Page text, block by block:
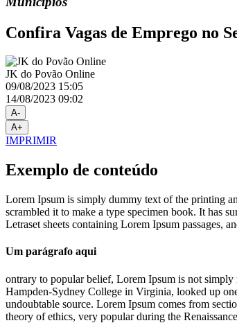
Confira Vagas de Emprego no
JK do Povão Online
09/08/2023 15:05
14/08/2023 09:02
A-
A+
IMPRIMIR
Exemplo de conteúdo
Lorem Ipsum is simply dummy text of the printing
scrambled it to make a type specimen book. It has
Letraset sheets containing Lorem Ipsum passages,
Um parágrafo aqui
ontrary to popular belief, Lorem Ipsum is not
Hampden-Sydney College in Virginia, looked up
undoubtable source. Lorem Ipsum comes from
theory of ethics, very popular during the